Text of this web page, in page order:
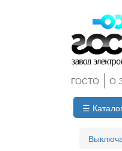
ГОСТО О
☰